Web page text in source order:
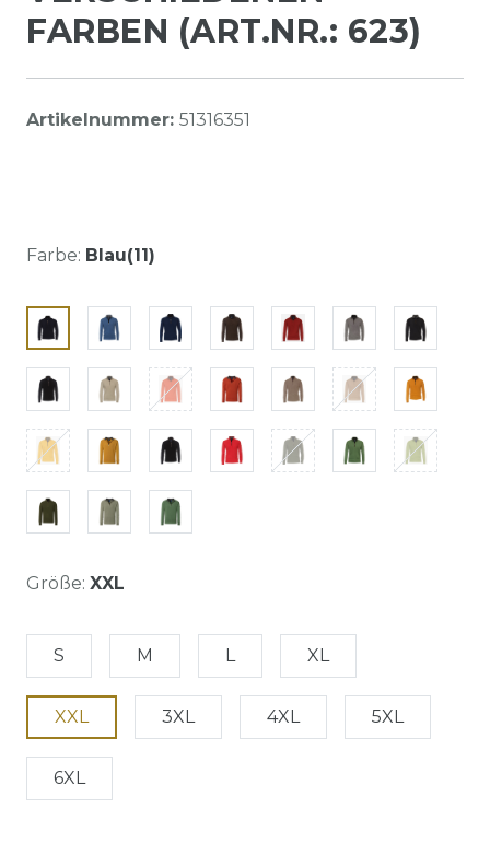
FARBEN (ART.NR.: 623)
Artikelnummer: 51316351
Farbe: Blau(11)
Größe: XXL
S M L XL
XXL 3XL 4XL 5XL
6XL